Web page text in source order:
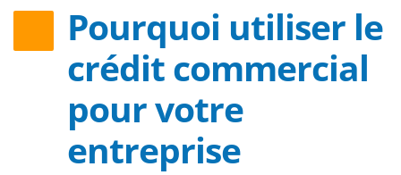
Pourquoi utiliser le
crédit commercial
pour votre
entreprise